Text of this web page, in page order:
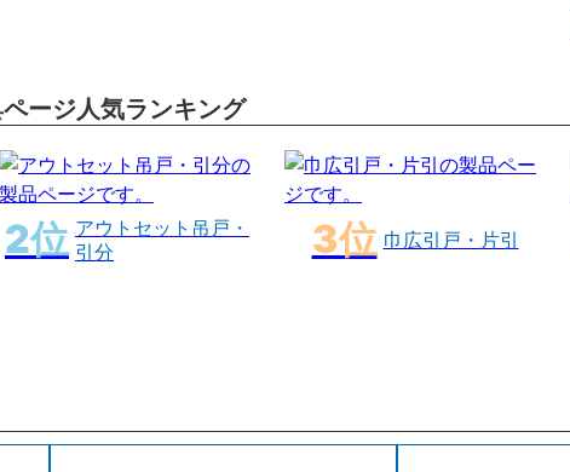
ージ人気ランキング
アウトセット吊戸・
引分
巾広引戸・片引